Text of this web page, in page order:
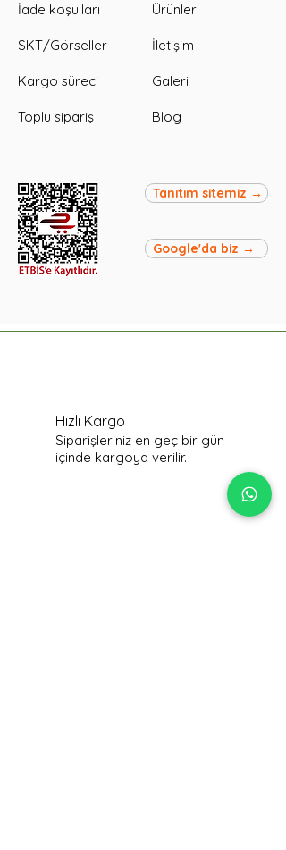
İade koşulları
SKT/Görseller
Kargo süreci
Toplu sipariş
Ürünler
İletişim
Galeri
Blog
Tanıtım sitemiz →
Google'da biz →
Hızlı Kargo
Siparişleriniz en geç bir gün
içinde kargoya verilir.